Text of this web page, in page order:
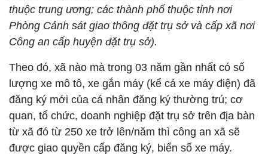
thuộc trung ương; các thành phố thuộc tỉnh nơi
Phòng Cảnh sát giao thông đặt trụ sở và cấp xã nơi
Công an cấp huyện đặt trụ sở).
Theo đó, xã nào mà trong 03 năm gần nhất có số
lượng xe mô tô, xe gắn máy (kể cả xe máy điện) đã
đăng ký mới của cá nhân đăng ký thường trú; cơ
quan, tổ chức, doanh nghiệp đặt trụ sở trên địa bàn
từ xã đó từ 250 xe trở lên/năm thì công an xã sẽ
được giao quyền cấp đăng ký, biển số xe máy.